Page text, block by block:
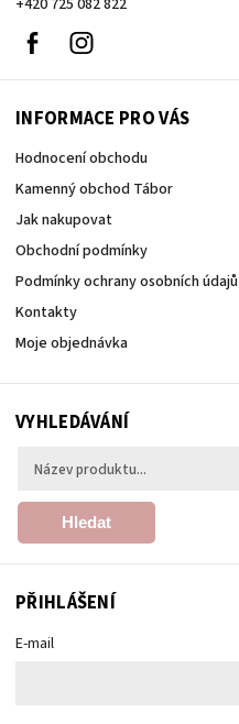
+420 725 082 822
Facebook
INFORMACE PRO VÁS
Hodnocení obchodu
Kamenný obchod Tábor
Jak nakupovat
Obchodní podmínky
Podmínky ochrany osobních údajů
Kontakty
Moje objednávka
VYHLEDÁVÁNÍ
Hledat
PŘIHLÁŠENÍ
E-mail